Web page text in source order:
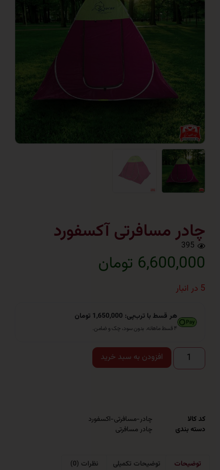
مسافرتی آکسفورد
تومان
هر قسط با ترب‌پی: 1,650,000 تومان
افزودن به سبد خرید
چادر-مسافرتی-اکسفورد
چادر مسافرتی
توضیحات تکمیلی نظرات (0)